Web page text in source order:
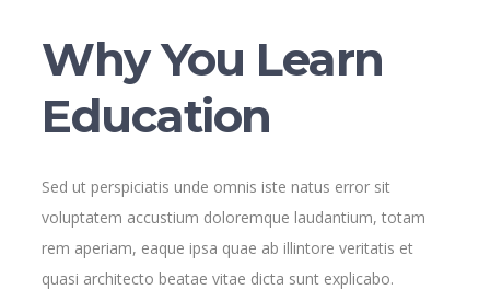
Why You Learn
Education
Sed ut perspiciatis unde omnis iste natus error sit
voluptatem accustium doloremque laudantium, totam
rem aperiam, eaque ipsa quae ab illintore veritatis et
quasi architecto beatae vitae dicta sunt explicabo.